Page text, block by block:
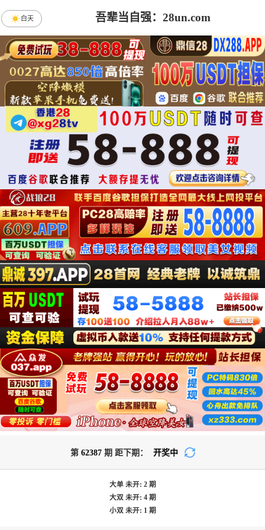
吾辈当自强：28un.com
白天
第 62387 期 距下期： 开奖中
大单 未开: 2期
大双 未开: 4期
小双 未开: 1期